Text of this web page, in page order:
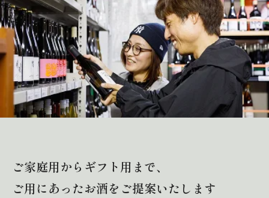
新着情報
会社情報
採用情報
お問い合わせ
ご家庭用からギフト用まで、
ご用にあったお酒をご提案いたします